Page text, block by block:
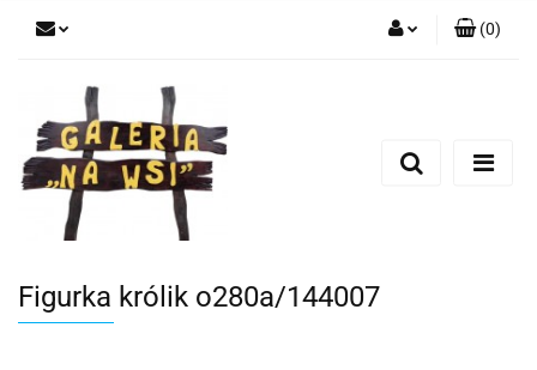
Dodaj zgłoszenie
(0)
Figurka królik o280a/144007